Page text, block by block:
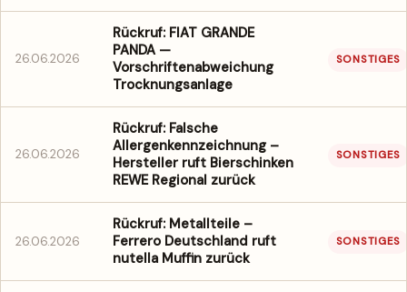
26.06.2026
Rückruf: FIAT GRANDE
PANDA —
Vorschriftenabweichung
Trocknungsanlage
SONSTIGES
26.06.2026
Rückruf: Falsche
Allergenkennzeichnung –
Hersteller ruft Bierschinken
REWE Regional zurück
SONSTIGES
26.06.2026
Rückruf: Metallteile –
Ferrero Deutschland ruft
nutella Muffin zurück
SONSTIGES